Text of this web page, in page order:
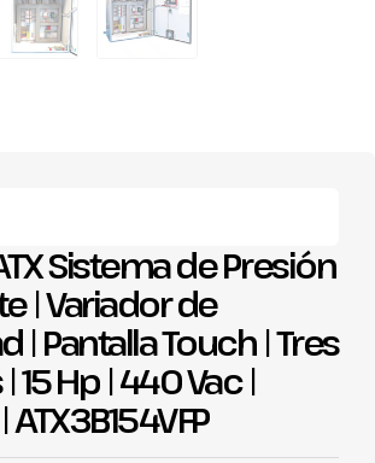
Sistema de Presión
| Variador de
| Pantalla Touch | Tres
15 Hp | 440 Vac |